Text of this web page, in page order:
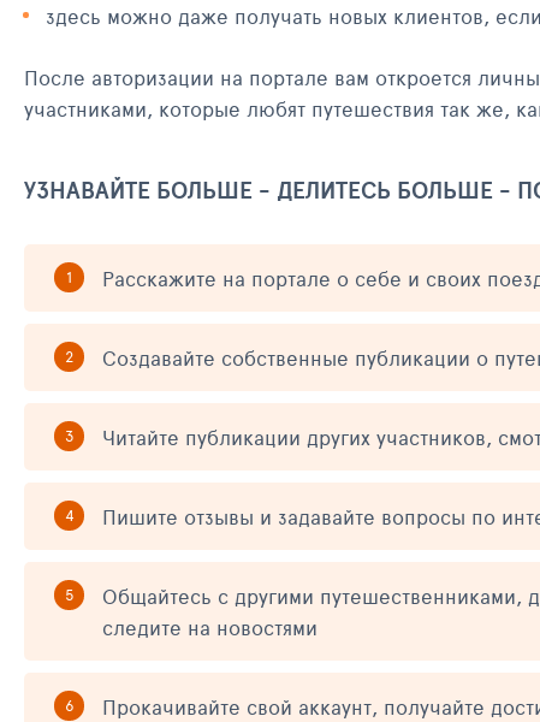
здесь можно даже получать новых клиентов,
После авторизации на портале вам откроется
участниками, которые любят путешествия так же,
УЗНАВАЙТЕ БОЛЬШЕ - ДЕЛИТЕСЬ БОЛЬШЕ -
Расскажите на портале о себе и своих
Создавайте собственные публикации о
Читайте публикации других участников,
Пишите отзывы и задавайте вопросы по
Общайтесь с другими путешественниками,
следите на новостями
Прокачивайте свой аккаунт, получайте